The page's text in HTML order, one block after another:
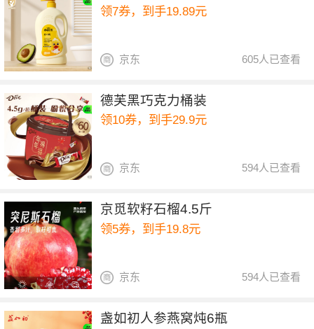
领7券，到手19.89元
605人已查看
京东
德芙黑巧克力桶装
领10券，到手29.9元
594人已查看
京东
京觅软籽石榴4.5斤
领5券，到手19.8元
594人已查看
京东
盏如初人参燕窝炖6瓶